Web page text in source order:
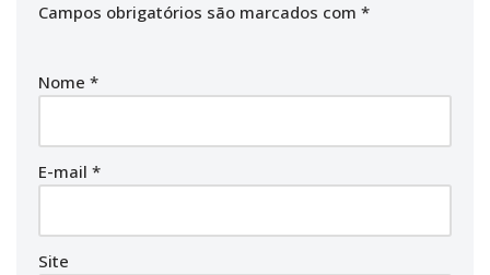
Campos obrigatórios são marcados com *
Nome *
E-mail *
Site